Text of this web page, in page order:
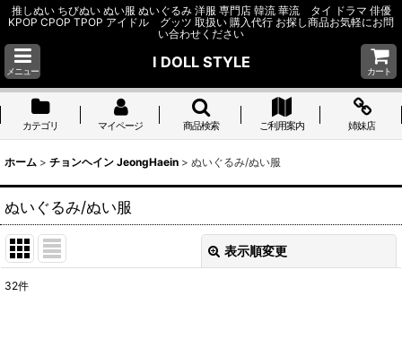
推しぬい ちびぬい ぬい服 ぬいぐるみ 洋服 専門店 韓流 華流 タイ ドラマ 俳優
KPOP CPOP TPOP アイドル グッツ 取扱い 購入代行 お探し商品お気軽にお問
い合わせください
メニュー
I DOLL STYLE
カート
カテゴリ マイページ 商品検索 ご利用案内 姉妹店
ホーム > チョンヘイン JeongHaein > ぬいぐるみ/ぬい服
ぬいぐるみ/ぬい服
表示順変更
32件